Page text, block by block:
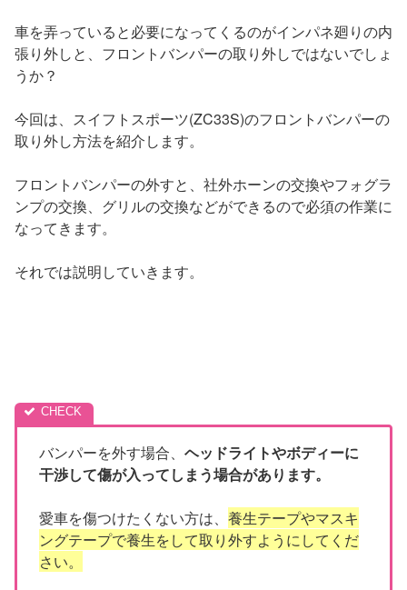
車を弄っていると必要になってくるのがインパネ廻りの内
張り外しと、フロントバンパーの取り外しではないでしょ
うか？
今回は、スイフトスポーツ(ZC33S)のフロントバンパーの
取り外し方法を紹介します。
フロントバンパーの外すと、社外ホーンの交換やフォグラ
ンプの交換、グリルの交換などができるので必須の作業に
なってきます。
それでは説明していきます。
バンパーを外す場合、 ヘッドライトやボディーに
干渉して傷が入ってしまう場合があります。
愛車を傷つけたくない方は、 養生テープやマスキ
ングテープで養生をして取り外すようにしてくだ
さい。